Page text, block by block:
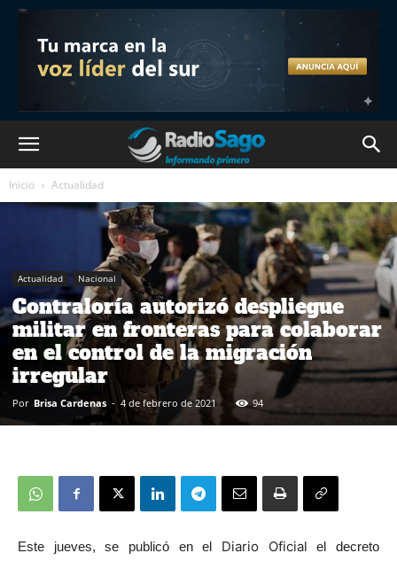
Inicio Actualidad
Actualidad Nacional
Contraloría autorizó despliegue
militar en fronteras para colaborar
en el control de la migración
irregular
Por Brisa Cardenas - 4 de febrero de 2021 94
Este jueves, se publicó en el Diario Oficial
el decreto